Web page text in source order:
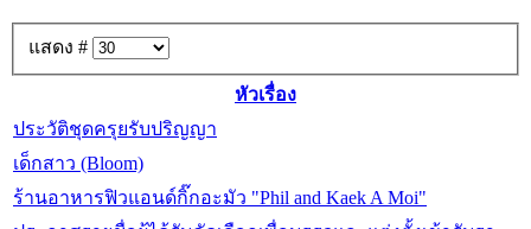
แสดง #
หัวเรื่อง
ประวัติชุดครุยรับปริญญา
เด็กสาว (Bloom)
ร้านอาหารฟิวแอนด์กิ๊กอะมัว "Phil and Kaek A Moi"